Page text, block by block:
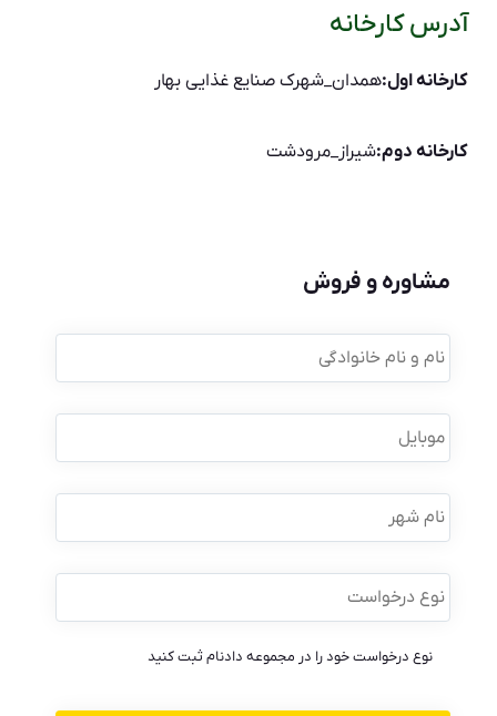
آدرس کارخانه
کارخانه اول:همدان_شهرک صنایع غذایی بهار
کارخانه دوم:شیراز_مرودشت
مشاوره و فروش
نام
و
نام
موبایل *
نام
شهر
نوع
درخواست *
نوع درخواست خود را در مجموعه دادنام ثبت کنید